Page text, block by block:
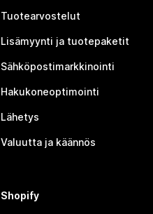
Tuotearvostelut
Lisämyynti ja tuotepaketit
Sähköpostimarkkinointi
Hakukoneoptimointi
Lähetys
Valuutta ja käännös
Shopify